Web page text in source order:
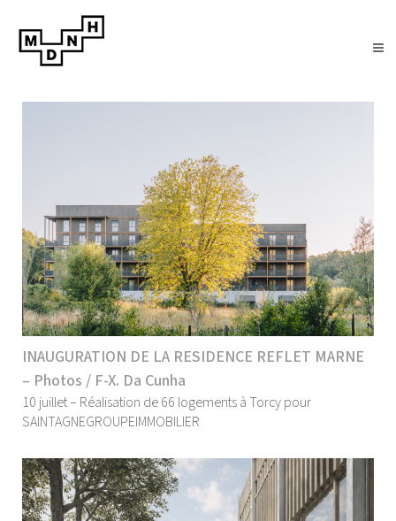
INAUGURATION DE LA RESIDENCE REFLET MARNE
– Photos / F-X. Da Cunha
10 juillet – Réalisation de 66 logements à Torcy pour
SAINTAGNEGROUPEIMMOBILIER